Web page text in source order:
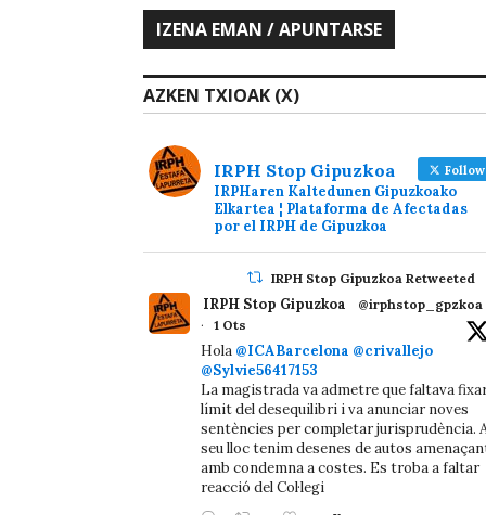
AZKEN TXIOAK (X)
IRPH Stop Gipuzkoa Follow
IRPHaren Kaltedunen Gipuzkoako
Elkartea ¦ Plataforma de Afectadas
por el IRPH de Gipuzkoa
IRPH Stop Gipuzkoa Retweeted
IRPH Stop Gipuzkoa
@irphstop_gpzkoa
·
1 Ots
Hola @ICABarcelona @crivallejo
@Sylvie56417153
La magistrada va admetre que faltava
límit del desequilibri i va anunciar noves
sentències per completar jurisprudència.
seu lloc tenim desenes de autos
amb condemna a costes. Es troba a faltar
reacció del Col·legi